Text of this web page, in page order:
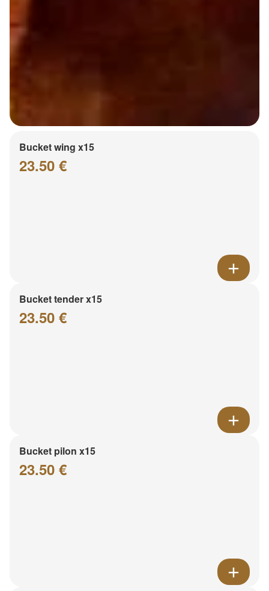
Bucket wing x15
23.50 €
Bucket tender x15
23.50 €
Bucket pilon x15
23.50 €